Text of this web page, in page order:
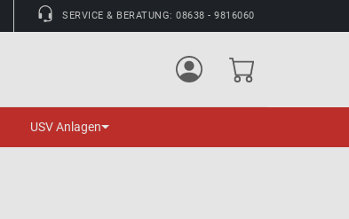
SERVICE & BERATUNG: 08638 - 9816060
USV Anlagen